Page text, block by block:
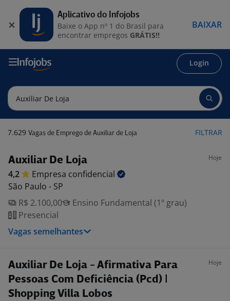
Login
7.629 Vagas de Emprego de Auxiliar de Loja FILTRAR
Auxiliar De Loja Hoje
4,2 Empresa confidencial
São Paulo - SP
R$ 2.100,00
Ensino Fundamental (1º grau)
Presencial
Vagas semelhantes
Auxiliar De Loja - Afirmativa Para
Pessoas Com Deficiência (Pcd) |
Shopping Villa Lobos
Hoje
Aplicativo do Infojobs
Baixe o App nº 1 do Brasil para
encontrar empregos GRÁTIS!!
BAIXAR